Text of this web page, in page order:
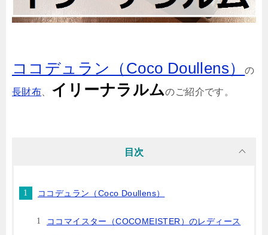
ココデュラン（Coco Doullens）の
長財布 イリーナラルムのご紹介です。
目次
ココデュラン（Coco Doullens）
ココマイスター（COCOMEISTER）のレディース